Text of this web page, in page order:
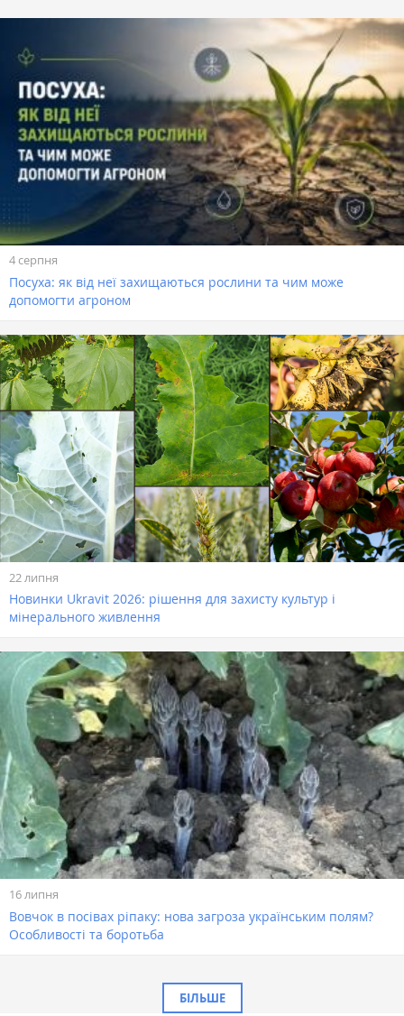
4 серпня
Посуха: як від неї захищаються рослини та чим може
допомогти агроном
22 липня
Новинки Ukravit 2026: рішення для захисту культур і
мінерального живлення
16 липня
Вовчок в посівах ріпаку: нова загроза українським полям?
Особливості та боротьба
БІЛЬШЕ